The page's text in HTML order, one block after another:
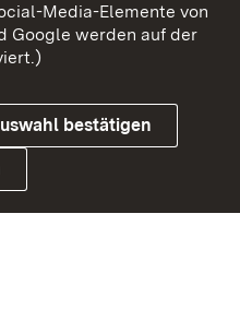
Datenschutz
Media-Elemente von
Google werden auf der
bestätigen